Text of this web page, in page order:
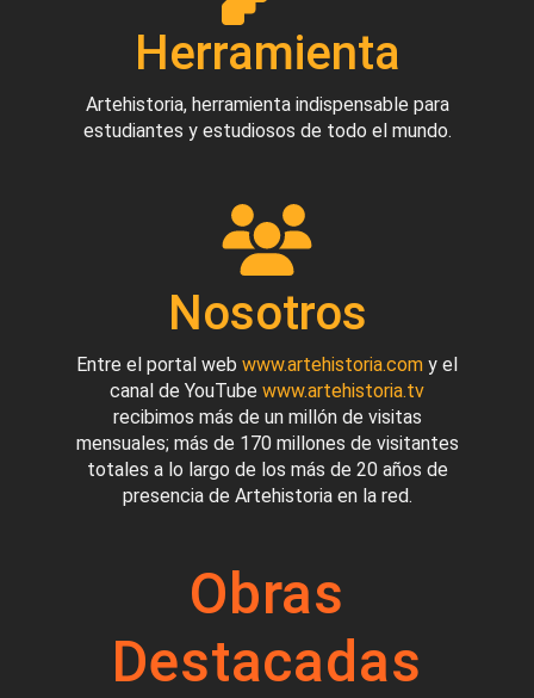
Herramienta
Artehistoria, herramienta indispensable para
estudiantes y estudiosos de todo el mundo.
Nosotros
Entre el portal web www.artehistoria.com y el
canal de YouTube www.artehistoria.tv
recibimos más de un millón de visitas
mensuales; más de 170 millones de visitantes
totales a lo largo de los más de 20 años de
presencia de Artehistoria en la red.
Obras
Destacadas